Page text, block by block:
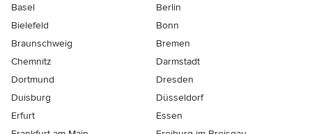
Basel
Berlin
Bielefeld
Bonn
Braunschweig
Bremen
Chemnitz
Darmstadt
Dortmund
Dresden
Duisburg
Düsseldorf
Erfurt
Essen